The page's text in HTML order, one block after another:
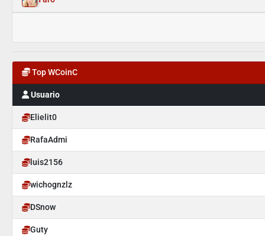
Top WCoinC
Usuario
Elielit0
RafaAdmi
luis2156
wichognzlz
DSnow
Guty